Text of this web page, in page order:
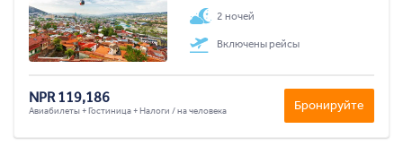
2 ночей
Включены рейсы
NPR 119,186
Авиабилеты + Гостиница + Налоги / на человека Бронируйте